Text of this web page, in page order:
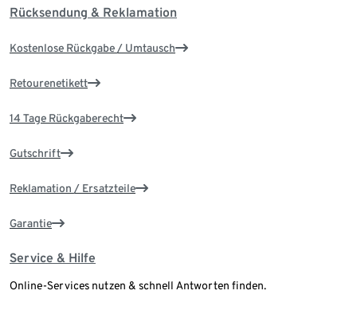
Rücksendung & Reklamation
Kostenlose Rückgabe / Umtausch
Retourenetikett
14 Tage Rückgaberecht
Gutschrift
Reklamation / Ersatzteile
Garantie
Service & Hilfe
Online-Services nutzen & schnell Antworten finden.